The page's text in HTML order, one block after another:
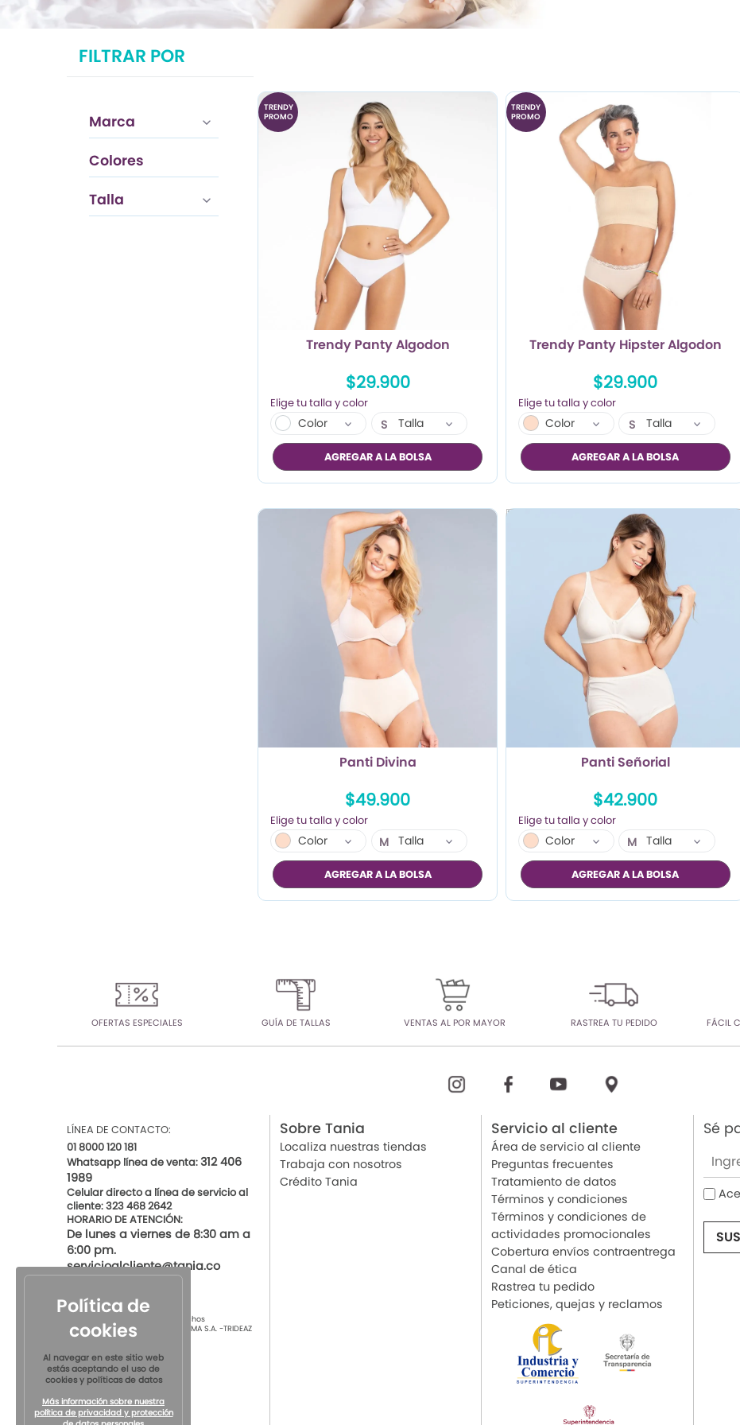
TRENDY PROMO
FILTRAR POR
Marca
Colores
Piel
Talla
TRENDY
PROMO
Trendy Panty Algodon
$29.900
Color
S
M
L
Talla
AGREGAR A LA BOLSA
TRENDY
PROMO
Trendy Panty Hipster Algodon
$29.900
Color
S
M
L
Talla
AGREGAR A LA BOLSA
Panti Divina
$49.900
Color
M
L
XL
Talla
AGREGAR A LA BOLSA
Panti Señorial
$42.900
Color
M
L
XL
XX
Talla
AGREGAR A LA BOLSA
OFERTAS ESPECIALES GUÍA DE TALLAS VENTAS AL POR MAYOR RASTREA TU PEDIDO FÁCIL
LÍNEA DE CONTACTO:
01 8000 120 181
Whatsapp línea de venta:312 406
1989
Celular directo a línea de servicio al
cliente: 323 468 2642
HORARIO DE ATENCIÓN:
De lunes a viernes de 8:30 am a
6:00 pm.
servicioalcliente@tania.co
© 2021 por Tania Todos los derechos
ReservadosTIENDAS DE ROPA INTIMA S.A. -TRIDEAZ
S.A. Nit 890.901.218-4
Sobre Tania
Localiza nuestras tiendas
Trabaja con nosotros
Crédito Tania
Servicio al cliente
Área de servicio al cliente
Preguntas frecuentes
Tratamiento de datos
Términos y condiciones
Términos y condiciones de
actividades promocionales
Cobertura envíos contraentrega
Canal de ética
Rastrea tu pedido
Peticiones, quejas y reclamos
Sé
Política de
cookies
Al navegar en este sitio web
estás aceptando el uso de
cookies y políticas de datos
Más información sobre nuestra
política de privacidad y protección